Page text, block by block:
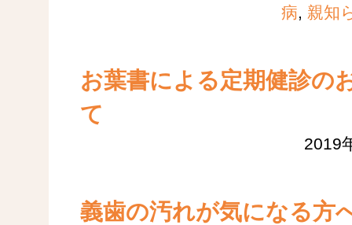
病, 親知
お葉書による定期健診の
て
2019
義歯の汚れが気になる方